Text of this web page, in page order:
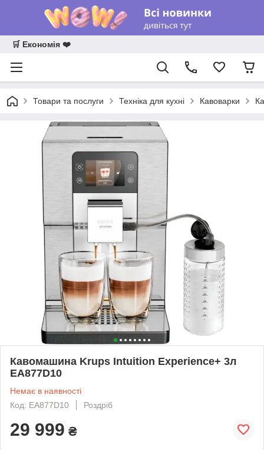
🛒 Економія ❤️
Товари та послуги Техніка для кухні Кавоварки
Кавомашина Krups Intuition Experience+ 3л
EA877D10
Немає в наявності
Код: EA877D10
Роздріб
29 999 ₴